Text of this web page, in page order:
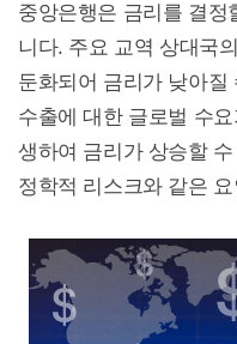
중앙은행은 금리를 결정
니다. 주요 교역 상대국
둔화되어 금리가 낮아질
수출에 대한 글로벌 수
생하여 금리가 상승할
정학적 리스크와 같은